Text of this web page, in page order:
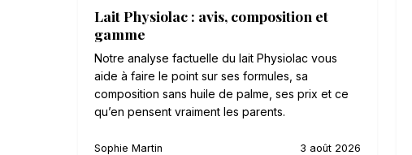
Lait Physiolac : avis, composition et
gamme
Notre analyse factuelle du lait Physiolac vous
aide à faire le point sur ses formules, sa
composition sans huile de palme, ses prix et ce
qu’en pensent vraiment les parents.
Sophie Martin 3 août 2026